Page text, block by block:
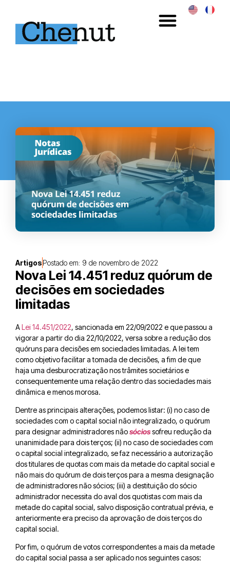
ArtigosPostado em: 9 de novembro de 2022
Nova Lei 14.451 reduz quórum de
decisões em sociedades
limitadas
ALei 14.451/2022, sancionada em 22/09/2022 e que passou a
vigorar a partir do dia 22/10/2022, versa sobre a redução dos
quóruns para decisões em sociedades limitadas. A lei tem
como objetivo facilitar a tomada de decisões, a fim de que
haja uma desburocratização nos trâmites societários e
consequentemente uma relação dentro das sociedades mais
dinâmica e menos morosa.
Dentre as principais alterações, podemos listar: (i) no caso de
sociedades com o capital social não integralizado, o quórum
para designar administradores nãosóciossofreu redução da
unanimidade para dois terços; (ii) no caso de sociedades com
o capital social integralizado, se faz necessário a autorização
dos titulares de quotas com mais da metade do capital social e
não mais do quórum de dois terços para a mesma designação
de administradores não sócios; (iii) a destituição do sócio
administrador necessita do aval dos quotistas com mais da
metade do capital social, salvo disposição contratual prévia, e
anteriormente era preciso da aprovação de dois terços do
capital social.
Por fim, o quórum de votos correspondentes a mais da metade
do capital social passa a ser aplicado nos seguintes casos: